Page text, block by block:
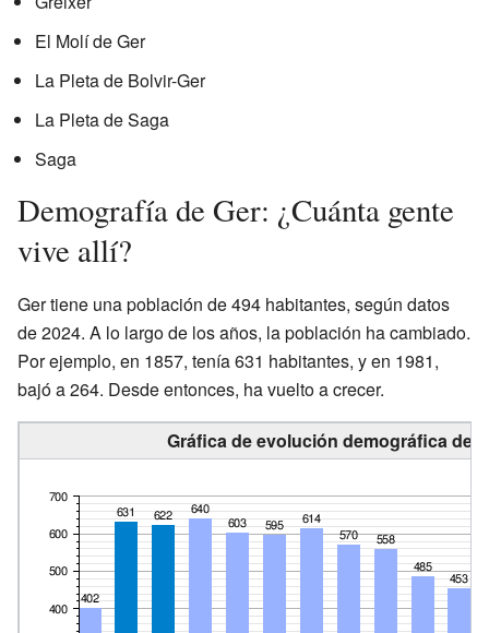
El Molí de Ger
La Pleta de Bolvir-Ger
La Pleta de Saga
Saga
Demografía de Ger: ¿Cuánta gente
vive allí?
Ger tiene una población de 494 habitantes, según datos
de 2024. A lo largo de los años, la población ha cambiado.
Por ejemplo, en 1857, tenía 631 habitantes, y en 1981,
bajó a 264. Desde entonces, ha vuelto a crecer.
Gráfica de evolución demográfica de